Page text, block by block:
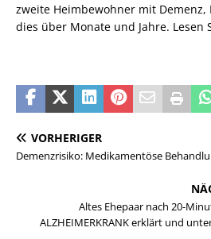
zweite Heimbewohner mit
dies über Monate und Jahre. Lesen
VORHERIGER
Demenzrisiko: Medikamentöse
Altes Ehepaar nach 20-
ALZHEIMERKRANK erklärt und